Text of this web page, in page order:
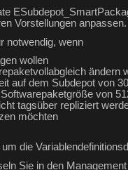
Vorstellungen anpassen.
notwendig, wenn
wollen
ändern
auf dem Subdepot von
von
tagsüber repliziert
möchten
die
Sie in den